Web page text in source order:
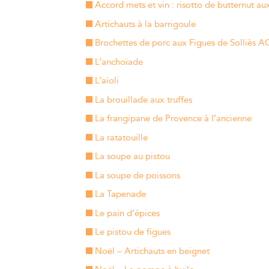
Accord mets et vin : risotto de butternut
Artichauts à la barrigoule
Brochettes de porc aux Figues de Solliès
L’anchoïade
L’aïoli
La brouillade aux truffes
La frangipane de Provence à l’ancienne
La ratatouille
La soupe au pistou
La soupe de poissons
La Tapenade
Le pain d’épices
Le pistou de figues
Noël – Artichauts en beignet